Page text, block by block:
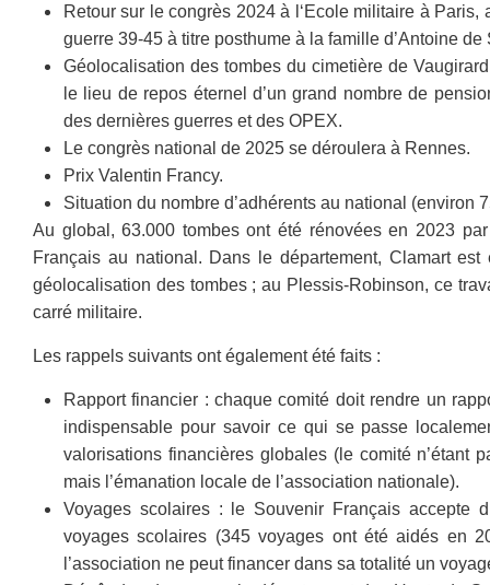
Retour sur le congrès 2024 à l‘Ecole militaire à Paris,
guerre 39-45 à titre posthume à la famille d’Antoine de
Géolocalisation des tombes du cimetière de
le lieu de repos éternel d’un grand nombre de
des dernières guerres et des OPEX.
Le congrès national de 2025 se déroulera à Rennes.
Prix Valentin Francy.
Situation du nombre d’adhérents au national (environ
Au global, 63.000 tombes ont été rénovées en 2023
Français au national. Dans le département, Clamart
géolocalisation des tombes ; au Plessis-Robinson, ce
carré militaire.
Les rappels suivants ont également été faits :
Rapport financier : chaque comité doit rendre un
indispensable pour savoir ce qui se passe
valorisations financières globales (le comité n’étant
mais l’émanation locale de l’association nationale).
Voyages scolaires : le Souvenir Français accepte
voyages scolaires (345 voyages ont été aidés en
l’association ne peut financer dans sa totalité un